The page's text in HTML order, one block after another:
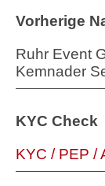
Vorherige
Ruhr Event
Kemnader
KYC Check
KYC / PEP /